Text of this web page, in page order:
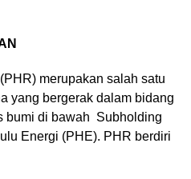
merupakan salah satu
yang bergerak dalam bidang
bumi di bawah Subholding
Energi (PHE). PHR berdiri